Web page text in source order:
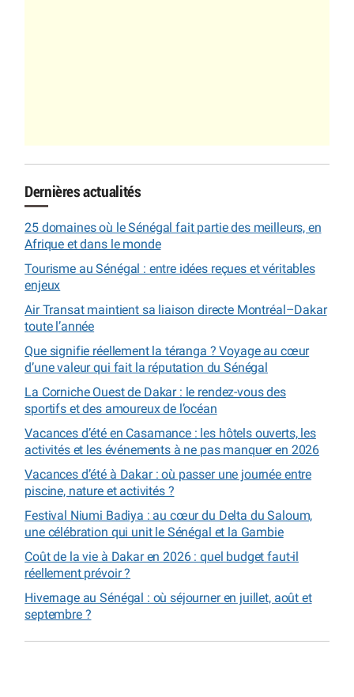
Dernières actualités
25 domaines où le Sénégal fait partie des meilleurs, en
Afrique et dans le monde
Tourisme au Sénégal : entre idées reçues et véritables
enjeux
Air Transat maintient sa liaison directe Montréal–Dakar
toute l’année
Que signifie réellement la téranga ? Voyage au cœur
d’une valeur qui fait la réputation du Sénégal
La Corniche Ouest de Dakar : le rendez-vous des
sportifs et des amoureux de l’océan
Vacances d’été en Casamance : les hôtels ouverts, les
activités et les événements à ne pas manquer en 2026
Vacances d’été à Dakar : où passer une journée entre
piscine, nature et activités ?
Festival Niumi Badiya : au cœur du Delta du Saloum,
une célébration qui unit le Sénégal et la Gambie
Coût de la vie à Dakar en 2026 : quel budget faut-il
réellement prévoir ?
Hivernage au Sénégal : où séjourner en juillet, août et
septembre ?